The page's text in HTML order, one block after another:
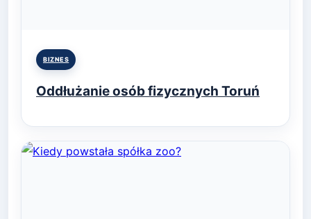
Posted
BIZNES
Oddłużanie osób fizycznych Toruń